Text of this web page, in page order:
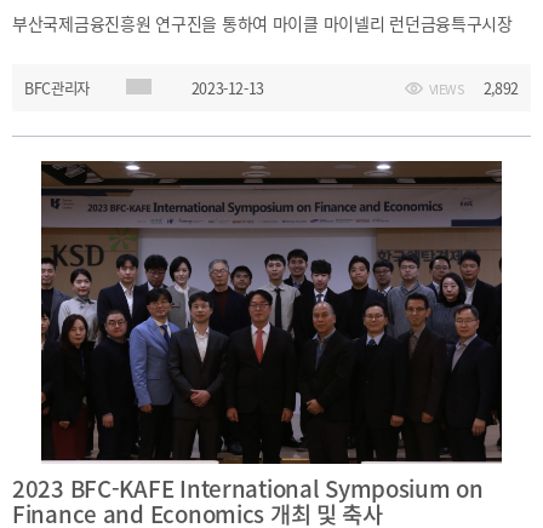
CEO 전략
설립목적
연혁
조직도
해양금융센터
CI
오시는
통합검색개인정보처리방침
이메일무단수집거부
부산국제금융진흥원 연구진을 통하여 마이클 마이넬리 런던금융특구시장
요청하는 서한을 전달하였습니다.
BFC관리자 2023-12-13 VIEWS 2,892
2023 BFC-KAFE International Symposium on
Finance and Economics 개최 및 축사